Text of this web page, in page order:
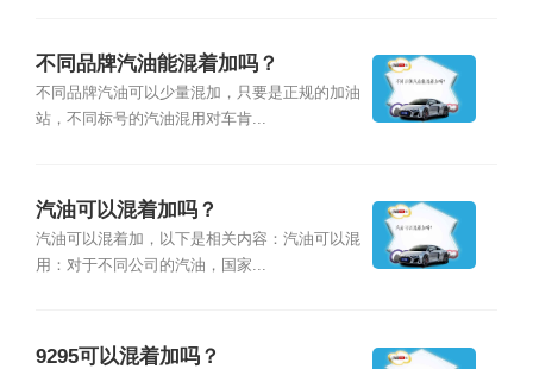
不同品牌汽油能混着加吗？
不同品牌汽油可以少量混加，只要是正规的加油
站，不同标号的汽油混用对车肯...
汽油可以混着加吗？
汽油可以混着加，以下是相关内容：汽油可以混
用：对于不同公司的汽油，国家...
9295可以混着加吗？